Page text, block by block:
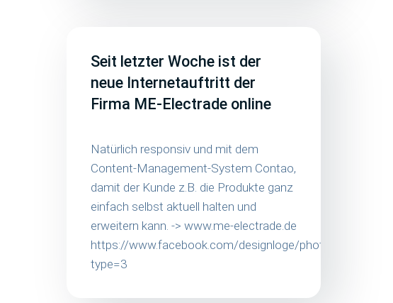
Seit letzter Woche ist der
neue Internetauftritt der
Firma ME-Electrade online
Natürlich responsiv und mit dem
Content-Management-System Contao,
damit der Kunde z.B. die Produkte ganz
einfach selbst aktuell halten und
erweitern kann. -> www.me-electrade.de
https://www.facebook.com/designloge/photos/
type=3